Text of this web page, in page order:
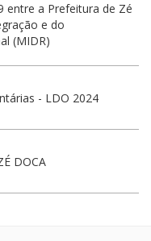
entre a Prefeitura de Zé
e do
(MIDR)
- LDO 2024
DOCA